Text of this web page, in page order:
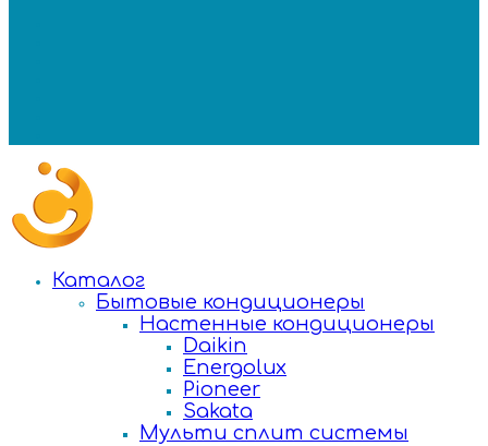
Каталог
Бытовые кондиционеры
Настенные кондиционеры
Daikin
Energolux
Pioneer
Sakata
Мульти сплит системы